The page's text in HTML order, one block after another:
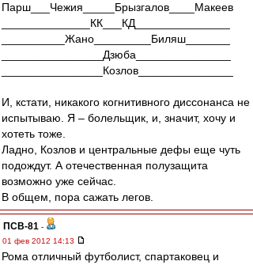
Парш___Чежия_____Брызгалов____Макеев
______________КК___КД_______________
__________Жано_________Биляш_______
________________Дзюба_______________
________________Козлов_______________
И, кстати, никакого когнитивного диссонанса не
испытываю. Я – болельщик, и, значит, хочу и
хотеть тоже.
Ладно, Козлов и центральные дефы еще чуть
подождут. А отечественная полузащита
возможно уже сейчас.
В общем, пора сажать легов.
ПСВ-81 -
01 фев 2012 14:13
Рома отличный футболист, спартаковец и